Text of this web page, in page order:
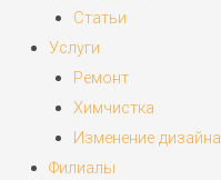
Статьи
Услуги
Ремонт
Химчистка
Изменение дизайна
Филиалы